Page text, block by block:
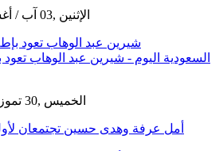
GMT 03:30 2026 الإثنين ,03 آب / أغسطس
شيرين عبد الوهاب تعود
GMT 13:56 2026 الخميس ,30 تموز / يوليو
أمل عرفة وهدى حسين تجتمعان